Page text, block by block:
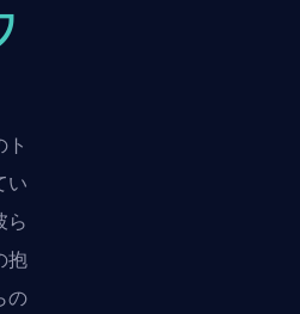
い
ら
抱
の